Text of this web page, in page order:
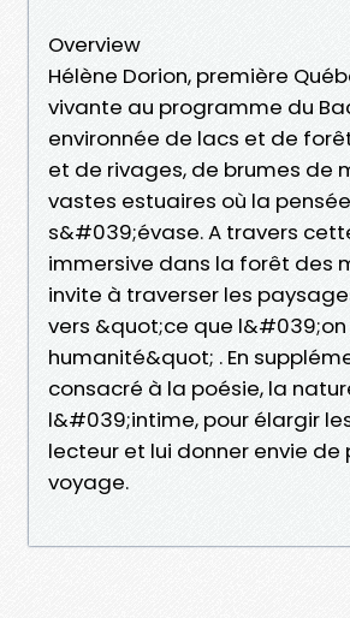
Overview
Hélène Dorion, première
vivante au programme du
environnée de lacs et de
et de rivages, de brumes de
vastes estuaires où la pensée
s&#039;évase. A travers
immersive dans la forêt des
invite à traverser les
vers &quot;ce que
humanité&quot; . En
consacré à la poésie, la
l&#039;intime, pour élargir
lecteur et lui donner envie de
voyage.